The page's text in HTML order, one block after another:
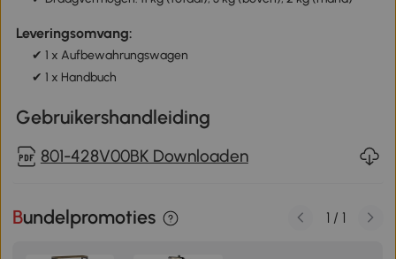
Leveringsomvang:
✔ 1 x Aufbewahrungswagen
✔ 1 x Handbuch
Gebruikershandleiding
801-428V00BK Downloaden
Bundelpromoties 1 / 1